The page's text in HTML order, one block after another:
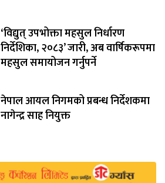
‘विद्युत् उपभोक्ता महसुल निर्धारण
निर्देशिका, २०८३’ जारी, अब वार्षिकरूपमा
महसुल समायोजन गर्नुपर्ने
नेपाल आयल निगमको प्रबन्ध निर्देशकमा
नागेन्द्र साह नियुक्त